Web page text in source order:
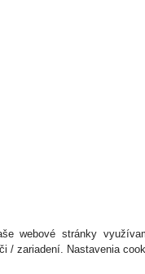
webové stránky
/ zariadení. Nastavenia